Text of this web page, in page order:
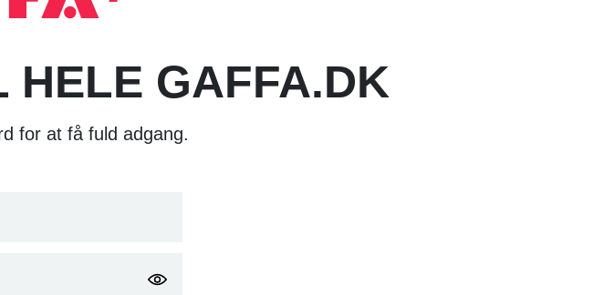
HELE GAFFA.DK
for at få fuld adgang.